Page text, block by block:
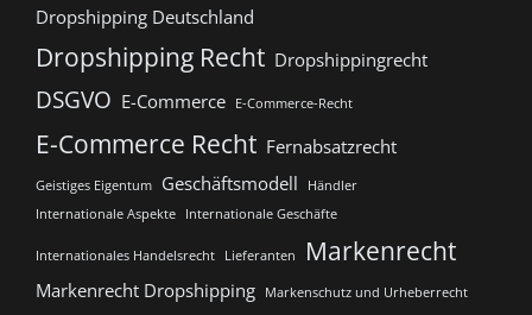
Dropshipping Deutschland
Dropshipping Recht Dropshippingrecht
DSGVO E-Commerce E-Commerce-Recht
E-Commerce Recht Fernabsatzrecht
Geistiges Eigentum Geschäftsmodell
Händler
Internationale Aspekte
Internationale Geschäfte
Internationales Handelsrecht Lieferanten Markenrecht
Markenrecht Dropshipping Markenschutz und Urheberrecht